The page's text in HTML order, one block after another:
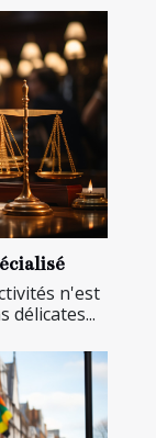
n'est
délicates...